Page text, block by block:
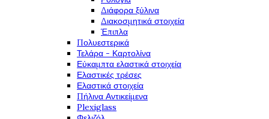
Διάφορα ξύλινα
Διακοσμητικά στοιχεία
Έπιπλα
Πολυεστερικά
Τελάρα - Καρτολίνα
Εύκαμπτα ελαστικά στοιχεία
Ελαστικές τρέσες
Ελαστικά στοιχεία
Πήλινα Αντικείμενα
Plexiglass